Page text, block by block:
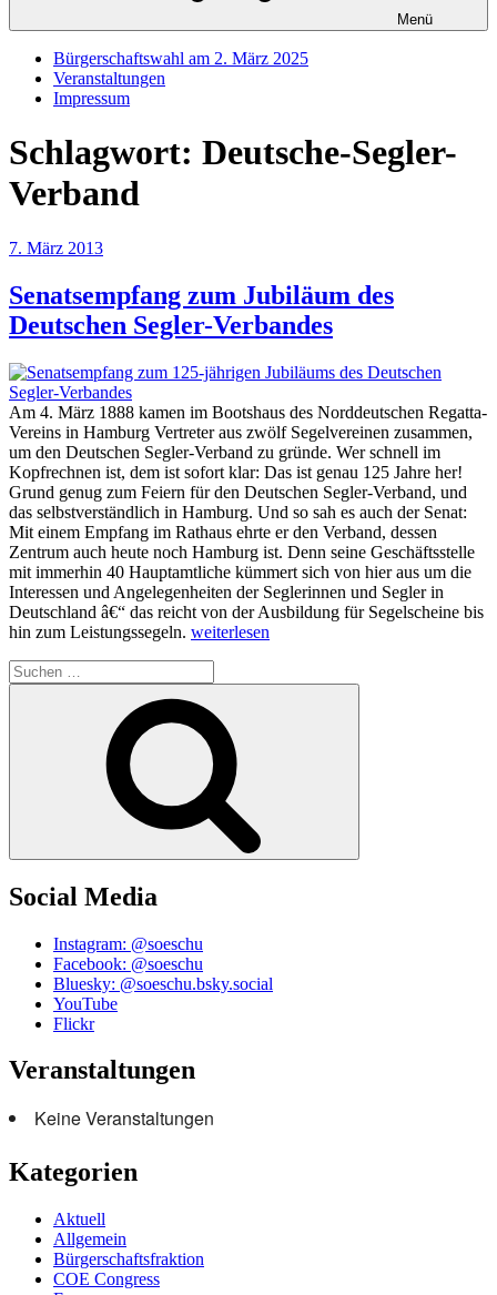
Menü
Bürgerschaftswahl am 2. März 2025
Veranstaltungen
Impressum
Schlagwort: Deutsche-Segler-
Verband
Veröffentlicht
7. März 2013
Senatsempfang zum Jubiläum des
Deutschen Segler-Verbandes
Am 4. März 1888 kamen im Bootshaus des Norddeutschen Regatta-
Vereins in Hamburg Vertreter aus zwölf Segelvereinen zusammen,
um den Deutschen Segler-Verband zu gründe. Wer schnell im
Kopfrechnen ist, dem ist sofort klar: Das ist genau 125 Jahre her!
Grund genug zum Feiern für den Deutschen Segler-Verband, und
das selbstverständlich in Hamburg. Und so sah es auch der Senat:
Mit einem Empfang im Rathaus ehrte er den Verband, dessen
Zentrum auch heute noch Hamburg ist. Denn seine Geschäftsstelle
mit immerhin 40 Hauptamtliche kümmert sich von hier aus um die
Interessen und Angelegenheiten der Seglerinnen und Segler in
Deutschland â€“ das reicht von der Ausbildung für Segelscheine bis
hin zum Leistungssegeln. „Senatsempfang
des
Deutschen
Segler-
Verbandes“
weiterlesen
Suchen
nach:
Social Media
Instagram: @soeschu
Facebook: @soeschu
Bluesky: @soeschu.bsky.social
YouTube
Flickr
Veranstaltungen
Keine Veranstaltungen
Kategorien
Aktuell
Allgemein
Bürgerschaftsfraktion
COE Congress